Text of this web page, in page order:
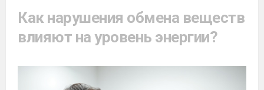
Как нарушения обмена веществ
влияют на уровень энергии?